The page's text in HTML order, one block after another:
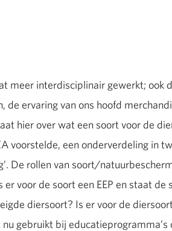
meer interdisciplinair gewerkt; ook
de ervaring van ons hoofd
hier over wat een soort voor de
voorstelde, een onderverdeling in
De rollen van soort/
voor de soort een EEP en staat
diersoort? Is er voor de
gebruikt bij